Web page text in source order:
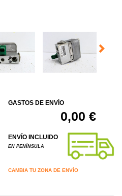
GASTOS DE ENVÍO
0,00 €
ENVÍO INCLUIDO
EN PENÍNSULA
CAMBIA TU ZONA DE ENVÍO